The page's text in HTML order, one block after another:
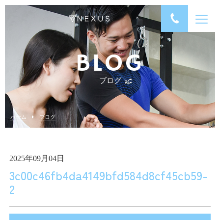
BLOG
ブログ
ホーム ブログ
2025年09月04日
3c00c46fb4da4149bfd584d8cf45cb59-
2